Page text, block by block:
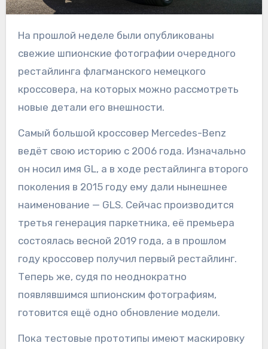
На прошлой неделе были опубликованы
свежие шпионские фотографии очередного
рестайлинга флагманского немецкого
кроссовера, на которых можно рассмотреть
новые детали его внешности.
Самый большой кроссовер Mercedes-Benz
ведёт свою историю с 2006 года. Изначально
он носил имя GL, а в ходе рестайлинга второго
поколения в 2015 году ему дали нынешнее
наименование — GLS. Сейчас производится
третья генерация паркетника, её премьера
состоялась весной 2019 года, а в прошлом
году кроссовер получил первый рестайлинг.
Теперь же, судя по неоднократно
появлявшимся шпионским фотографиям,
готовится ещё одно обновление модели.
Пока тестовые прототипы имеют маскировку